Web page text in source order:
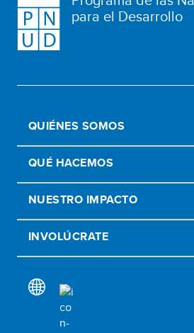
para el Desarrollo
QUIÉNES SOMOS
QUÉ HACEMOS
NUESTRO IMPACTO
INVOLÚCRATE